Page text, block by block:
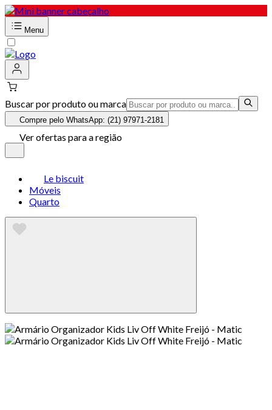
Menu
Buscar por produto ou marca
Compre pelo WhatsApp: (21) 97971-2181
Ver ofertas para a região
Le biscuit
Móveis
Quarto